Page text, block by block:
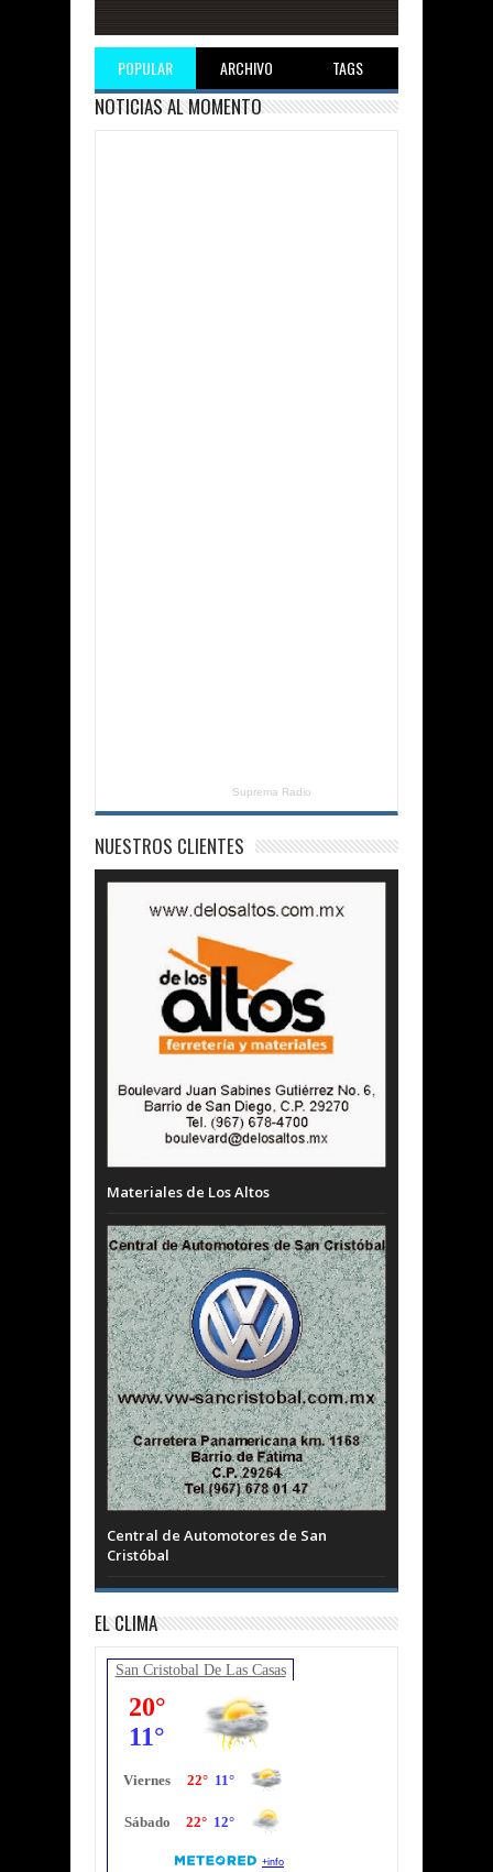
POPULAR ARCHIVO TAGS
NOTICIAS AL MOMENTO
Suprema Radio
NUESTROS CLIENTES
Materiales de Los Altos
Central de Automotores de San
Cristóbal
EL CLIMA
San Cristobal De Las Casas